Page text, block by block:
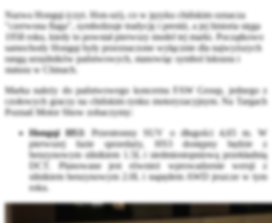
Nazwa Hongqi (czyt. Hon-szi), co w języku chińskim oznacza
"czerwona flaga", symbolizuje tradycję i prestiż, a jej historia sięga
1958 roku, kiedy to powstał pierwszy model tej marki. Początkowo
samochody Hongqi były przeznaczone wyłącznie dla najwyższych
rangą urzędników państwowych, stanowiąc symbol luksusu i
statusu w Chinach.
Marka należy do państwowego koncernu FAW Group, jednego z
czołowych graczy na chińskim rynku motoryzacyjnym. Na Targach
Poznań Motor Show zobaczymy:
Hongqi HS3: Przestronny SUV o długości 4,65 m. W
pierwszej fazie sprzedaży, HS3 dostępny będzie z
benzynowym silnikiem 1.5L i siedmiostopniową przekładnią
DCT. Planowane jest również wprowadzenie wersji z
silnikiem benzynowym 2.0L i napędem AWD jeszcze w tym
roku.